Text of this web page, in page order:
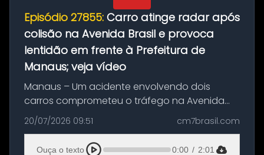
Episódio 27855: Carro atinge radar após
colisão na Avenida Brasil e provoca
lentidão em frente à Prefeitura de
Manaus; veja vídeo
Manaus – Um acidente envolvendo dois
carros comprometeu o tráfego na Avenida
Brasil durante a manhã desta segunda-feira
(20), em frente ao complexo da Prefeitura de
Manaus, na Zona Oeste. A batida ter...
20/07/2026 09:51 cm7brasil.com
Ouça o texto 0:00 / 2:01